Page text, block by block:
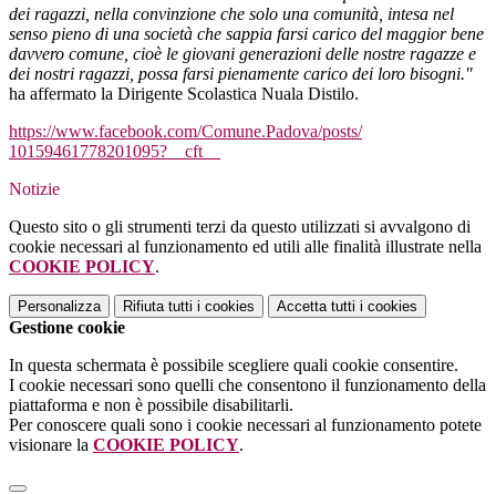
dei ragazzi, nella convinzione che solo una comunità, intesa nel
senso pieno di una società che sappia farsi carico del maggior bene
davvero comune, cioè le giovani generazioni delle nostre ragazze e
dei nostri ragazzi, possa farsi pienamente carico dei loro bisogni."
ha affermato la Dirigente Scolastica Nuala Distilo.
https://www.facebook.com/Comune.Padova/posts/
10159461778201095?__cft__
Notizie
Questo sito o gli strumenti terzi da questo utilizzati si avvalgono di
cookie necessari al funzionamento ed utili alle finalità illustrate nella
COOKIE POLICY.
Personalizza Rifiuta tutti i cookies Accetta tutti i cookies
Gestione cookie
In questa schermata è possibile scegliere quali cookie consentire.
I cookie necessari sono quelli che consentono il funzionamento della
piattaforma e non è possibile disabilitarli.
Per conoscere quali sono i cookie necessari al funzionamento potete
visionare la COOKIE POLICY.